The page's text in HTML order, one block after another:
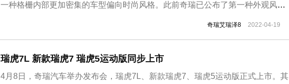
一种格栅内部更加密集的车型偏向时尚风格。此前奇瑞已公布了第一种外观风格
在10万-15万元之间。左侧为新造型版本，右侧为此前发布的版本从最新的官图来
看，外观方面，此次最新发布的版本车型和之...
奇瑞艾瑞泽8 2022-04-19
瑞虎7L 新款瑞虎7 瑞虎5运动版同步上市
4月8日，奇瑞汽车举办发布会，瑞虎7L、新款瑞虎7、瑞虎5运动版正式上市。其